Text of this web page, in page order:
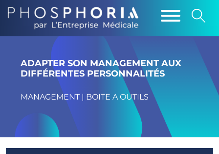
ADAPTER SON MANAGEMENT AUX
DIFFÉRENTES PERSONNALITÉS
MANAGEMENT | BOITE A OUTILS